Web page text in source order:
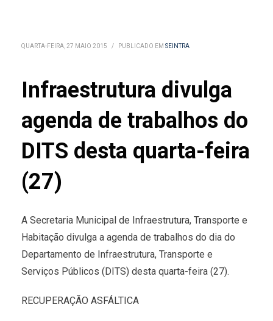
QUARTA-FEIRA, 27 MAIO 2015 / PUBLICADO EM SEINTRA
Infraestrutura divulga
agenda de trabalhos do
DITS desta quarta-feira
(27)
A Secretaria Municipal de Infraestrutura, Transporte e
Habitação divulga a agenda de trabalhos do dia do
Departamento de Infraestrutura, Transporte e
Serviços Públicos (DITS) desta quarta-feira (27).
RECUPERAÇÃO ASFÁLTICA